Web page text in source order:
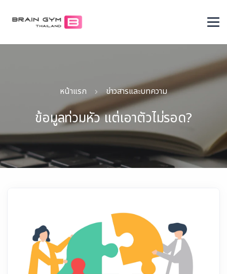
หน้าแรก ข่าวสารและบทความ
ข้อมูลท่วมหัว แต่เอาตัวไม่รอด?